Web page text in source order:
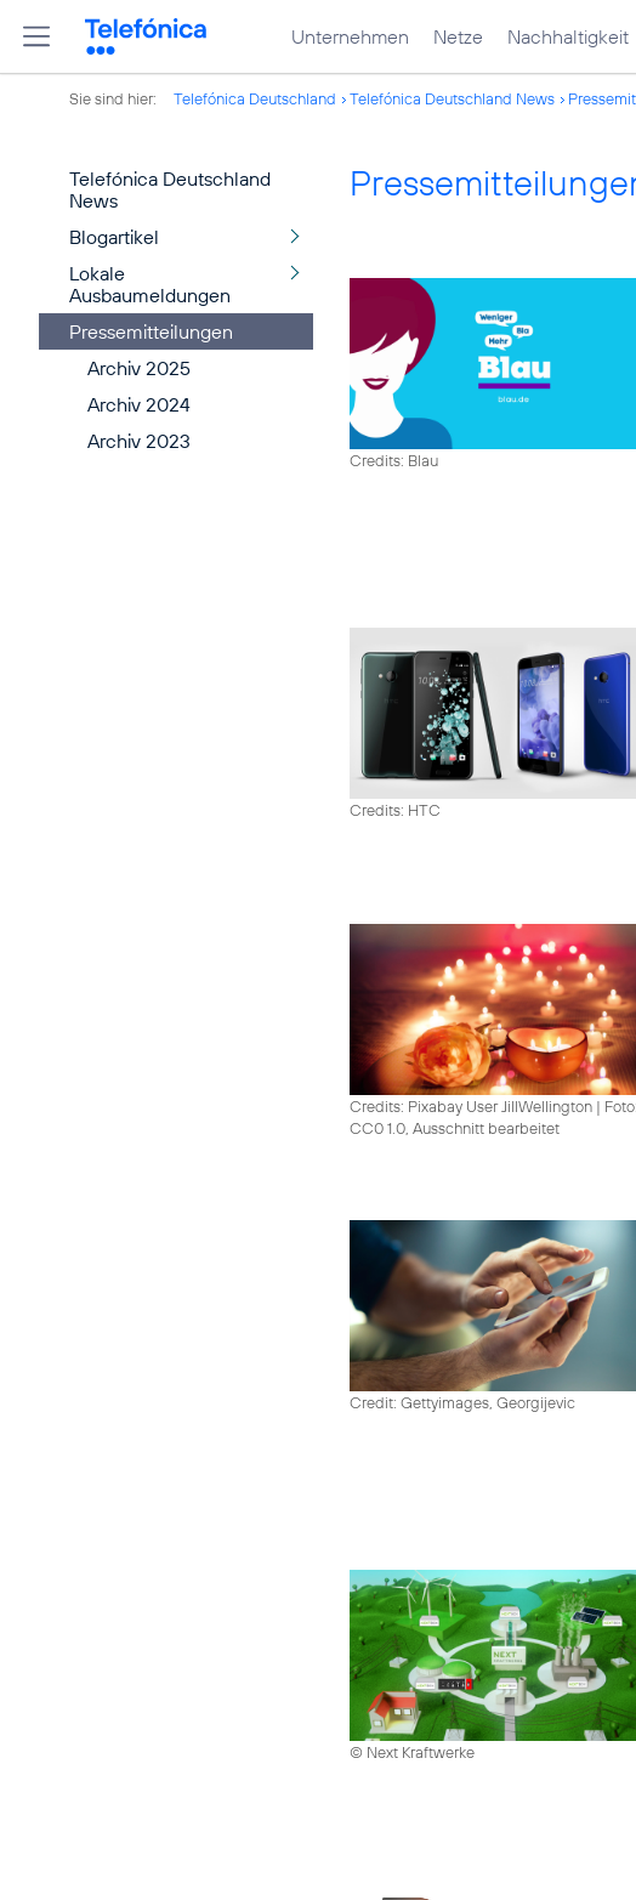
Unternehmen Netze Nachhaltigkeit
Sie sind hier: Telefónica Deutschland Telefónica Deutschland News
Telefónica Deutschland
News
Blogartikel
Lokale
Ausbaumeldungen
Pressemitteilungen
Archiv 2025
Archiv 2024
Archiv 2023
Credits: Blau
Credits: HTC
Credits: Pixabay User JillWellington | Foto:
CC0 1.0, Ausschnitt bearbeitet
Credit: Gettyimages, Georgijevic
© Next Kraftwerke